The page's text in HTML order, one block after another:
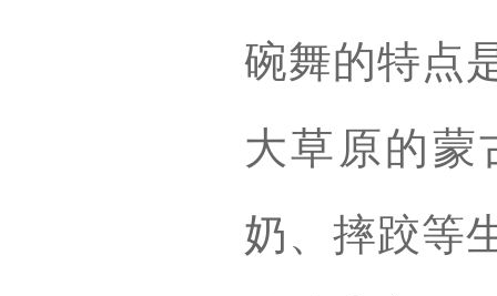
碗舞的特点
大草原的蒙
奶、摔跤等